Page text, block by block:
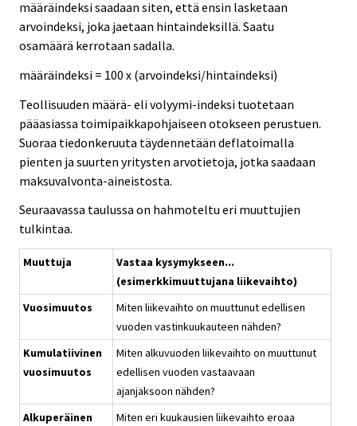
määräindeksi saadaan siten, että ensin lasketaan
arvoindeksi, joka jaetaan hintaindeksillä. Saatu
osamäärä kerrotaan sadalla.
määräindeksi = 100 x (arvoindeksi/hintaindeksi)
Teollisuuden määrä- eli volyymi-indeksi tuotetaan
pääasiassa toimipaikkapohjaiseen otokseen perustuen.
Suoraa tiedonkeruuta täydennetään deflatoimalla
pienten ja suurten yritysten arvotietoja, jotka saadaan
maksuvalvonta-aineistosta.
Seuraavassa taulussa on hahmoteltu eri muuttujien
tulkintaa.
Muuttuja
Vastaa kysymykseen...
(esimerkkimuuttujana liikevaihto)
Vuosimuutos
Miten liikevaihto on muuttunut edellisen
vuoden vastinkuukauteen nähden?
Kumulatiivinen
vuosimuutos
Miten alkuvuoden liikevaihto on muuttunut
edellisen vuoden vastaavaan
ajanjaksoon nähden?
Alkuperäinen
Miten eri kuukausien liikevaihto eroaa